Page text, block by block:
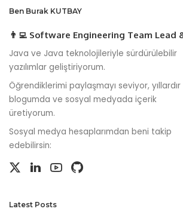
Ben Burak KUTBAY
👨‍💻 Software Engineering Team Lead
Java ve Java teknolojileriyle sürdürülebilir
yazılımlar geliştiriyorum.
Öğrendiklerimi paylaşmayı seviyor, yıllardır
blogumda ve sosyal medyada içerik
üretiyorum.
Sosyal medya hesaplarımdan beni takip
edebilirsin:
Latest Posts